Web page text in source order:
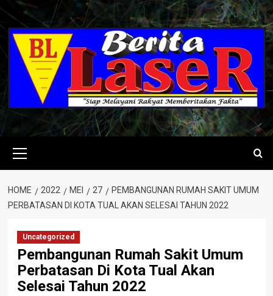
Skip
to
content
Menu
HOME 2022 MEI 27
PEMBANGUNAN RUMAH SAKIT UMUM
PERBATASAN DI KOTA TUAL AKAN SELESAI TAHUN 2022
Uncategorized
Pembangunan Rumah Sakit Umum
Perbatasan Di Kota Tual Akan
Selesai Tahun 2022